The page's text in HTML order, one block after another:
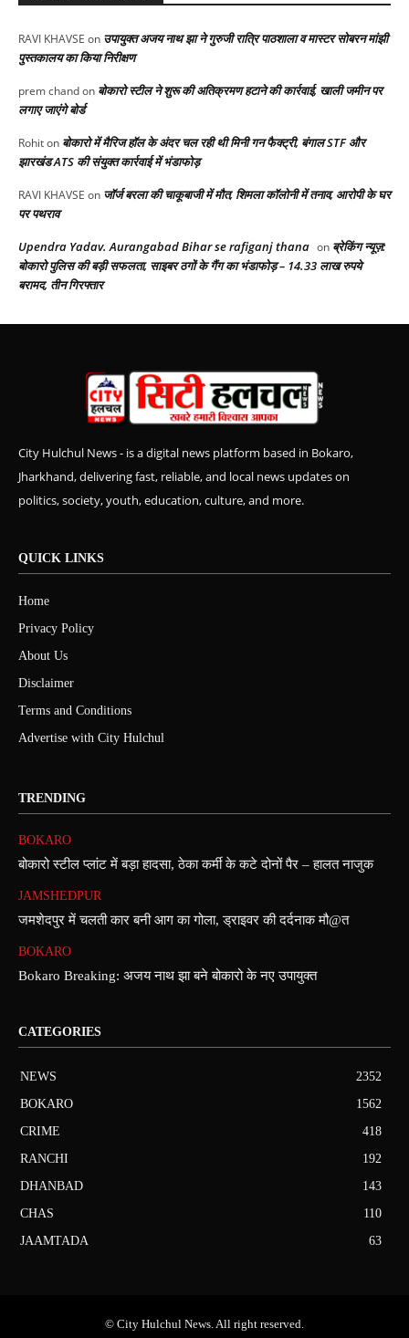
RAVI KHAVSE on उपायुक्त अजय नाथ झा ने गुरुजी रात्रि पाठशाला व मास्टर सोबरन मांझी
पुस्तकालय का किया निरीक्षण
prem chandon बोकारो स्टील ने शुरू की अतिक्रमण हटाने की कार्रवाई, खाली जमीन पर
लगाए जाएंगे बोर्ड
Rohiton बोकारो में मैरिज हॉल के अंदर चल रही थी मिनी गन फैक्ट्री, बंगाल STF और
झारखंड ATS की संयुक्त कार्रवाई में भंडाफोड़
RAVI KHAVSE on जॉर्ज बरला की चाकूबाजी में मौत, शिमला कॉलोनी में तनाव, आरोपी के घर
पर पथराव
Upendra Yadav. Aurangabad Bihar se rafiganj thana on ब्रेकिंग न्यूज़:
बोकारो पुलिस की बड़ी सफलता, साइबर ठगों के गैंग का भंडाफोड़ – 14.33 लाख रुपये
बरामद, तीन गिरफ्तार
City Hulchul News - is a digital news platform based in Bokaro,
Jharkhand, delivering fast, reliable, and local news updates on
politics, society, youth, education, culture, and more.
QUICK LINKS
Home
Privacy Policy
About Us
Disclaimer
Terms and Conditions
Advertise with City Hulchul
TRENDING
BOKARO
बोकारो स्टील प्लांट में बड़ा हादसा, ठेका कर्मी के कटे दोनों पैर – हालत नाजुक
JAMSHEDPUR
जमशेदपुर में चलती कार बनी आग का गोला, ड्राइवर की दर्दनाक मौ@त
BOKARO
Bokaro Breaking: अजय नाथ झा बने बोकारो के नए उपायुक्त
CATEGORIES
NEWS
2352
BOKARO
1562
CRIME
418
RANCHI
192
DHANBAD
143
CHAS
110
JAAMTADA
63
© City Hulchul News. All right reserved.